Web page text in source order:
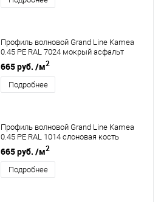
Профиль волновой Grand Line Kamea
0.45 PE RAL 7024 мокрый асфальт
665 руб. /м2
Подробнее
Профиль волновой Grand Line Kamea
0.45 PE RAL 1014 слоновая кость
665 руб. /м2
Подробнее